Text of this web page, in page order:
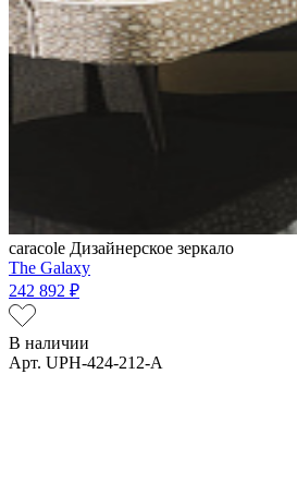
caracole Дизайнерское зеркало
The Galaxy
242 892 ₽
В наличии
Арт. UPH-424-212-A